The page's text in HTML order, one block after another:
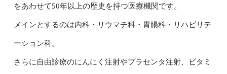
をあわせて50年以上の歴史を持つ医療機関です。
メインとするのは内科・リウマチ科・胃腸科・リハビリテ
ーション科。
さらに自由診療のにんにく注射やプラセンタ注射、ビタミ